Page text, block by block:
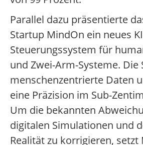
Parallel dazu präsentierte
Startup MindOn ein neues
Steuerungssystem für
und Zwei-Arm-Systeme.
menschenzentrierte Daten
eine Präzision im Sub-
Um die bekannten
digitalen Simulationen und
Realität zu korrigieren, setzt